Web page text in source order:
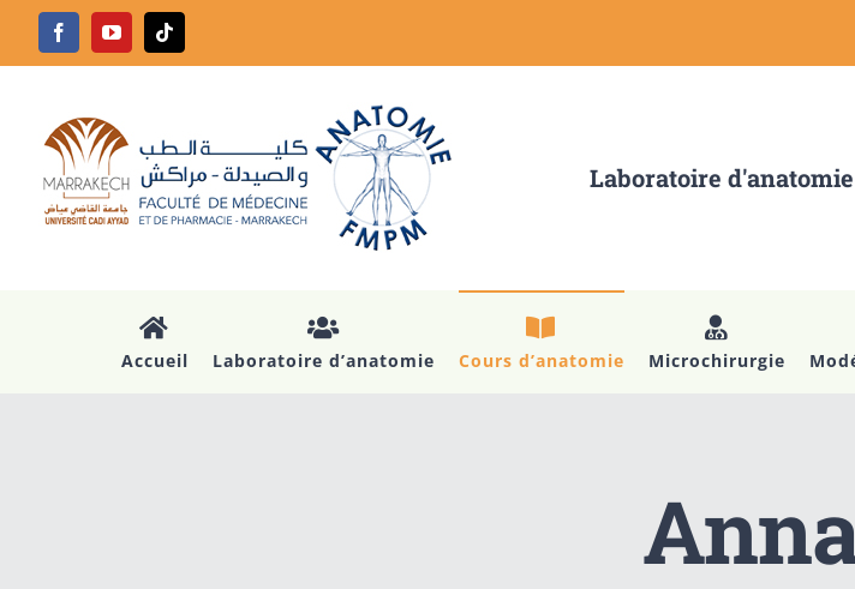
Passer
FacebookYouTubeTiktok
Laboratoire
Accueil Laboratoire d’anatomie Cours d’anatomie Microchirurgie